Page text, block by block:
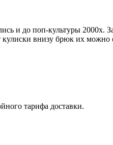
и до поп-культуры 2000х.
внизу брюк их можно
тарифа доставки.